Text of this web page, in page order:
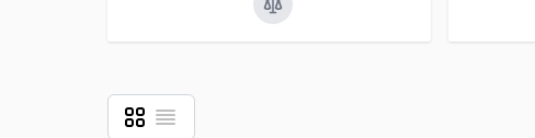
Afficher en
GrilleListe